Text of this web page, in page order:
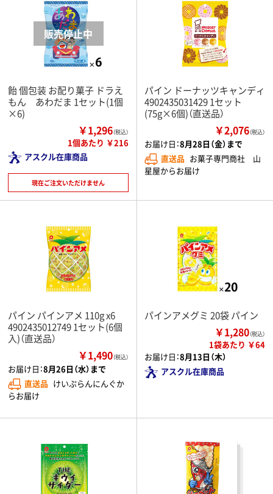
飴 個包装 お配り菓子 ドラえ
もん あわだま 1セット(1個
×6)
￥1,296（税込）
1個あたり ￥216
アスクル在庫商品
現在ご注文いただけません
パイン ドーナッツキャンディ
4902435031429 1セット
(75g×6個)（直送品）
￥2,076（税込）
お届け日：8月28日（金）まで
直送品 お菓子専門商社 山
星屋からお届け
パイン パインアメ 110g x6
4902435012749 1セット(6個
入)（直送品）
￥1,490（税込）
お届け日：8月26日（水）まで
直送品 けいぷらんにんぐか
らお届け
パインアメグミ 20袋 パイン
￥1,280（税込）
1袋あたり ￥64
お届け日：8月13日（木）
アスクル在庫商品